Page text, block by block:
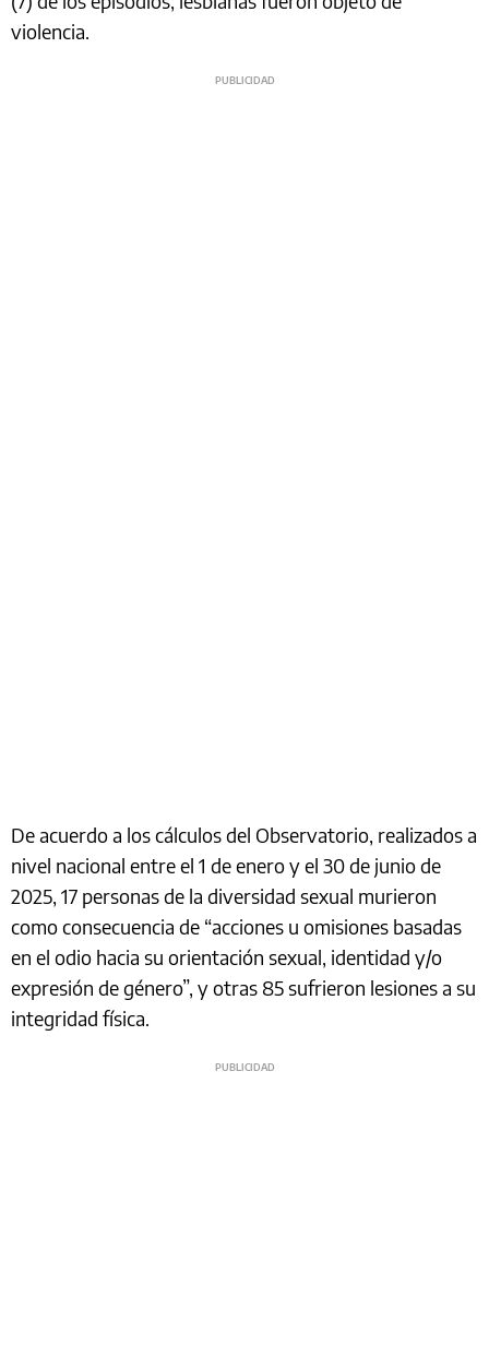
violencia.
De acuerdo a los cálculos del Observatorio, realizados a
nivel nacional entre el 1 de enero y el 30 de junio de
2025, 17 personas de la diversidad sexual murieron
como consecuencia de “acciones u omisiones basadas
en el odio hacia su orientación sexual, identidad y/o
expresión de género”, y otras 85 sufrieron lesiones a su
integridad física.